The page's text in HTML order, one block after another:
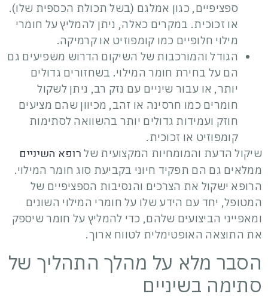
ספציפיים, כגון אמלגם (בשל תכולת הכספית שלו).
או זכוכית. במקרים כאלה, ניתן להמליץ ​​על חומרי
מילוי חלופיים כמו קומפוזיט או קרמיקה.
הגודל והמורכבות של השיקום הדרוש משפיעים גם
הם על בחירת חומר המילוי. בשחזורים גדולים
יותר, או עבור שיניים עם נזק רב, ניתן לשקול
חומרים כמו חרסינה או זהב, מכיוון שהם מציעים
חוזק ועמידות גדולים יותר בהשוואה לסתימות
קומפוזיט או זכוכית.
שיקול הדעת והמומחיות המקצועית של רופא השיניים
ממלאים גם הם תפקיד חיוני בקביעת סוג חומר המילוי.
הרופא ישקול את הצרכים והנסיבות הספציפיים של
המטופל, יחד עם הידע שלו על חומרי המילוי השונים
ומאפייני הביצועים שלהם, כדי להמליץ ​​על חומר שיספק
את התוצאה האופטימלית לטווח ארוך.
הסבר מלא על מהלך התהליך של
סתימה בשיניים